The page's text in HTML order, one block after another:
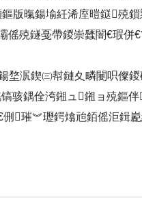
鏂版暣鍚堬紝浠庢暟鎹殑
傜殑鐩戞帶鍐崇瓥闇€瑕併
堥泦鍥㈢幇鏈夊疄闄呮儏
骇鍝佺洿鎺ュ鎺ョ殑鏂
侀璀︾瓑鍔熻兘銆傜洰鍓